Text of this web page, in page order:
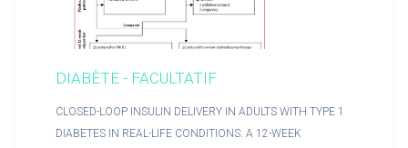
Contact
Accueil
DIABÈTE - FACULTATIF
CLOSED-LOOP INSULIN DELIVERY IN ADULTS WITH TYPE 1
DIABETES IN REAL-LIFE CONDITIONS: A 12-WEEK